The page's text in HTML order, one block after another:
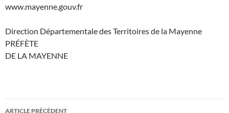
www.mayenne.gouv.fr
Direction Départementale des Territoires de la Mayenne
PRÉFÈTE
DE LA MAYENNE
ARTICLE PRÉCÉDENT